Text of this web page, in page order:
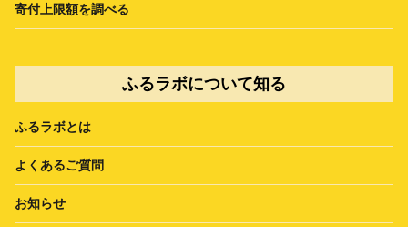
寄付上限額を調べる
ふるラボについて知る
ふるラボとは
よくあるご質問
お知らせ